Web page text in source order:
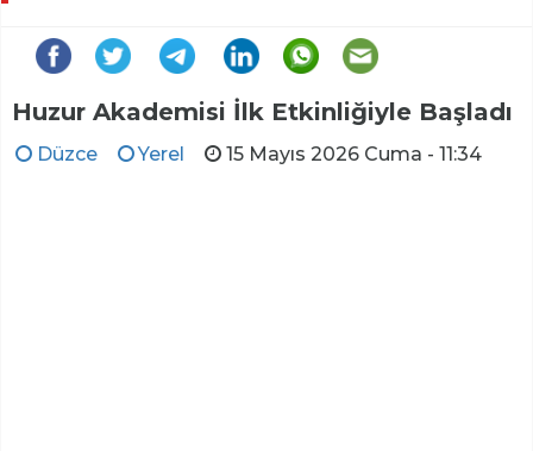
Huzur Akademisi İlk Etkinliğiyle Başladı
Düzce Yerel 15 Mayıs 2026 Cuma - 11:34